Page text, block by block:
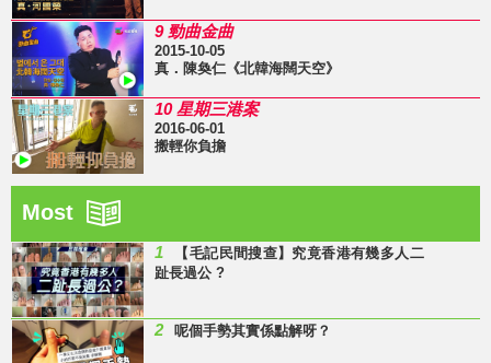
9 勁曲金曲
2015-10-05
真．陳奐仁《北韓海闊天空》
10 星期三港案
2016-06-01
搬輕你負擔
Most
1
【毛記民間搜查】究竟香港有幾多人二
趾長過公 ?
2 呢個手勢其實係點解呀？